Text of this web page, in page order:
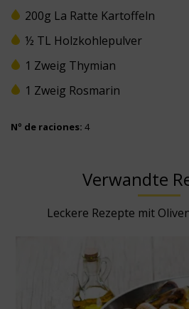
200g La Ratte Kartoffeln
½ TL Holzkohlepulver
1 Zweig Thymian
1 Zweig Rosmarin
Nº de raciones: 4
Verwandte
Leckere Rezepte mit